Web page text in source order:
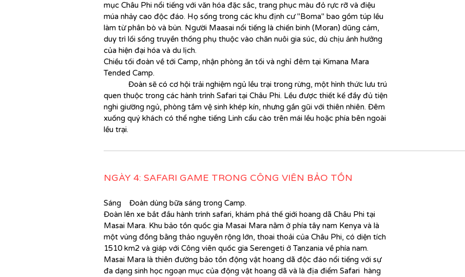
mục Châu Phi nổi tiếng với văn hóa đặc sắc, trang phục màu đỏ rực rỡ và điệu
múa nhảy cao độc đáo. Họ sống trong các khu định cư "Boma" bao gồm túp lều
làm từ phân bò và bùn. Người Maasai nổi tiếng là chiến binh (Moran) dũng cảm,
duy trì lối sống truyền thống phụ thuộc vào chăn nuôi gia súc, dù chịu ảnh hưởng
của hiện đại hóa và du lịch.
Chiều tối đoàn về tới Camp, nhận phòng ăn tối và nghỉ đêm tại Kimana Mara
Tended Camp.
Đoàn sẽ có cơ hội trải nghiệm ngủ lều trại trong rừng, một hình thức lưu trú
quen thuộc trong các hành trình Safari tại Châu Phi. Lều được thiết kế đầy đủ tiện
nghi giường ngủ, phòng tắm vệ sinh khép kín, nhưng gần gũi với thiên nhiên. Đêm
xuống quý khách có thể nghe tiếng Linh cẩu cào trên mái lều hoặc phía bên ngoài
lều trại.
NGÀY 4: SAFARI GAME TRONG CÔNG VIÊN BẢO TỒN
Sáng Đoàn dùng bữa sáng trong Camp.
Đoàn lên xe bắt đầu hành trình safari, khám phá thế giới hoang dã Châu Phi tại
Masai Mara. Khu bảo tồn quốc gia Masai Mara nằm ở phía tây nam Kenya và là
một vùng đồng bằng thảo nguyên rộng lớn, thoai thoải của Châu Phi, có diện tích
1510 km2 và giáp với Công viên quốc gia Serengeti ở Tanzania về phía nam.
Masai Mara là thiên đường bảo tồn động vật hoang dã độc đáo nổi tiếng với sự
đa dạng sinh học ngoạn mục của động vật hoang dã và là địa điểm Safari hàng